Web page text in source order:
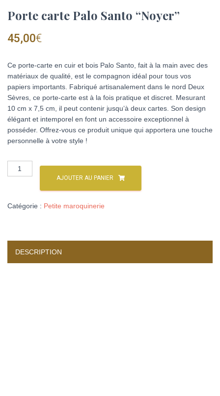
Porte carte Palo Santo “Noyer”
45,00€
Ce porte-carte en cuir et bois Palo Santo, fait à la main avec des
matériaux de qualité, est le compagnon idéal pour tous vos
papiers importants. Fabriqué artisanalement dans le nord Deux
Sèvres, ce porte-carte est à la fois pratique et discret. Mesurant
10 cm x 7,5 cm, il peut contenir jusqu’à deux cartes. Son design
élégant et intemporel en font un accessoire exceptionnel à
posséder. Offrez-vous ce produit unique qui apportera une touche
personnelle à votre style !
AJOUTER AU PANIER
Catégorie : Petite maroquinerie
DESCRIPTION